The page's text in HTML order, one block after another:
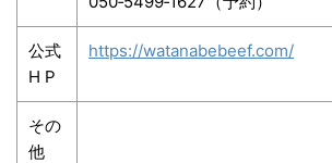
公式
H P
https://watanabebeef.com/
その
他